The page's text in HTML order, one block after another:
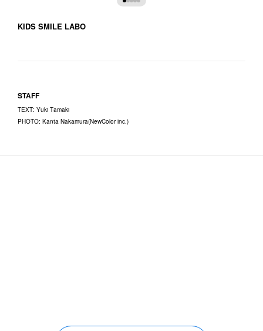
KIDS SMILE LABO
STAFF
TEXT: Yuki Tamaki
PHOTO: Kanta Nakamura(NewColor inc.)